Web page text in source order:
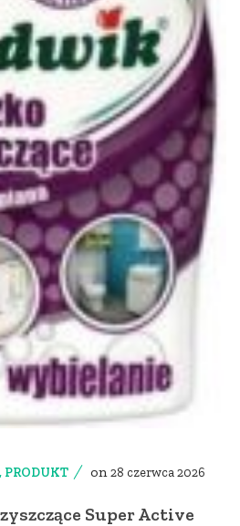
, PRODUKT on 28 czerwca 2026
Super Active